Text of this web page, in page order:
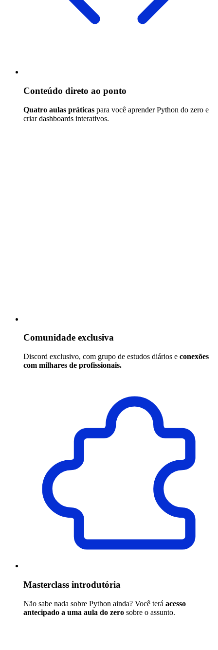
Conteúdo direto ao ponto
Quatro aulas práticas para você aprender Python do zero e
criar dashboards interativos.
Comunidade exclusiva
Discord exclusivo, com grupo de estudos diários e conexões
com milhares de profissionais.
Masterclass introdutória
Não sabe nada sobre Python ainda? Você terá acesso
antecipado a uma aula do zero sobre o assunto.